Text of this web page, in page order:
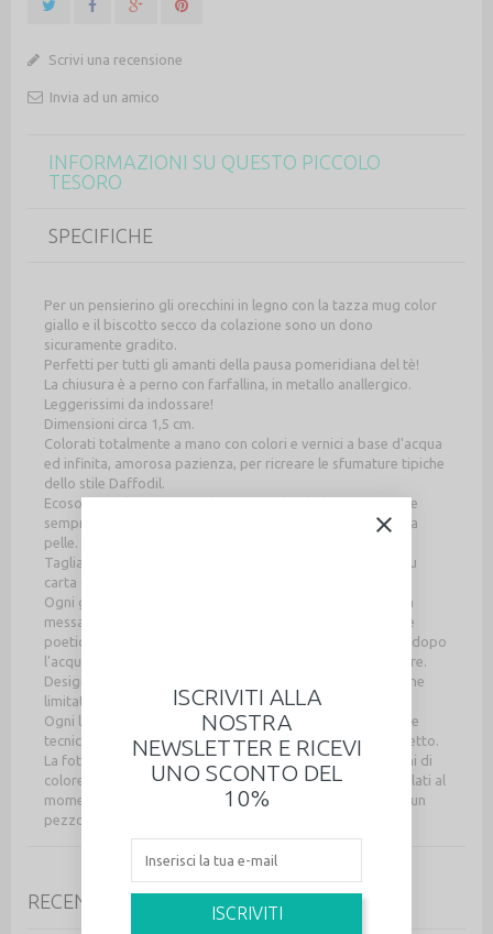
Scrivi una recensione
Invia ad un amico
INFORMAZIONI SU QUESTO PICCOLO
TESORO
SPECIFICHE
Per un pensierino gli orecchini in legno con la tazza mug color
giallo e il biscotto secco da colazione sono un dono
sicuramente gradito.
Perfetti per tutti gli amanti della pausa pomeridiana del tè!
La chiusura è a perno con farfallina, in metallo anallergico.
Leggerissimi da indossare!
Dimensioni circa 1,5 cm.
Colorati totalmente a mano con colori e vernici a base d'acqua
ed infinita, amorosa pazienza, per ricreare le sfumature tipiche
dello stile Daffodil.
Ecosostenibili perché totalmente riciclabili, il retro è inoltre
sempre privo di vernici, per un contatto naturale con la tua
pelle.
Tagliati a laser con tecnologie nuovissime, ma disegnati su
carta con passione nel nostro studio lab.
Ogni gioiello viene confezionato con un cartoncino con un
messaggio speciale (scelto a random) con una breve frase
poetica. Se desideri scegliere il tuo messaggio contattaci dopo
l'acquisto per avere l'elenco delle frasi fra cui puoi scegliere.
Design originale Daffodil Bijoux, dalla collezione in edizione
limitata Light Wood.
Ogni lieve fiammatura sul retro è derivata dalla particolare
tecnica di produzione, non è quindi da considerarsi un difetto.
La foto è esemplificativa: ci possono essere lievi variazioni di
colore fra i gioielli, poiché dipinti a mano, con colori miscelati al
momento. Ciò ne garantisce l'originalità e l'unicità di ciascun
pezzo.
RECENSIONI
ISCRIVITI ALLA
NOSTRA
NEWSLETTER E RICEVI
UNO SCONTO DEL
10%
ISCRIVITI